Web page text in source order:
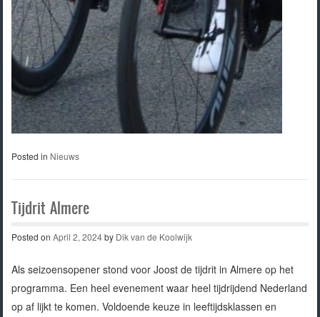
Posted in Nieuws
Tijdrit Almere
Posted on April 2, 2024by Dik van de Koolwijk
Als seizoensopener stond voor Joost de tijdrit in Almere op het
programma. Een heel evenement waar heel tijdrijdend Nederland
op af lijkt te komen. Voldoende keuze in leeftijdsklassen en